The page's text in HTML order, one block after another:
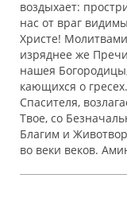
воздыха‌ет:
на‌с от вра‌г
Христе‌!
изря‌днее же
на‌шея
ка‌ющихся о
Спаси‌теля,
Твое‌, со
Благи‌м и
во ве‌ки веко‌в.